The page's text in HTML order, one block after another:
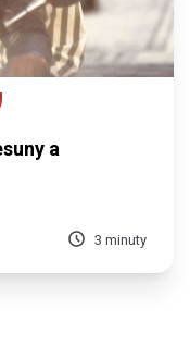
a
3 minuty